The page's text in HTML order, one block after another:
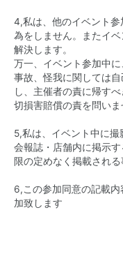
4,私は、他のイベント
為をしません。またイ
解決します。
万一、イベント参加中
事故、怪我に関しては
し、主催者の責に帰す
切損害賠償の責を問いま
5,私は、イベント中に撮
会報誌・店舗内に掲示
限の定めなく掲載される
6,この参加同意の記載
加致します